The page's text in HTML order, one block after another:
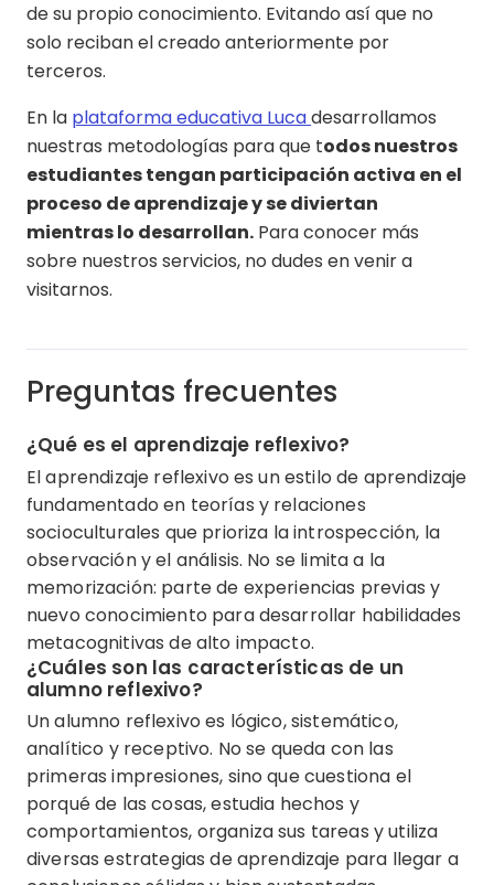
de su propio conocimiento. Evitando así que no
solo reciban el creado anteriormente por
terceros.
En la plataforma educativa Lucadesarrollamos
nuestras metodologías para que todos nuestros
estudiantes tengan participación activa en el
proceso de aprendizaje y se diviertan
mientras lo desarrollan. Para conocer más
sobre nuestros servicios, no dudes en venir a
visitarnos.
Preguntas frecuentes
¿Qué es el aprendizaje reflexivo?
El aprendizaje reflexivo es un estilo de aprendizaje
fundamentado en teorías y relaciones
socioculturales que prioriza la introspección, la
observación y el análisis. No se limita a la
memorización: parte de experiencias previas y
nuevo conocimiento para desarrollar habilidades
metacognitivas de alto impacto.
¿Cuáles son las características de un
alumno reflexivo?
Un alumno reflexivo es lógico, sistemático,
analítico y receptivo. No se queda con las
primeras impresiones, sino que cuestiona el
porqué de las cosas, estudia hechos y
comportamientos, organiza sus tareas y utiliza
diversas estrategias de aprendizaje para llegar a